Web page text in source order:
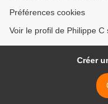
Préférences cookies
Voir le profil de Philippe
Créer